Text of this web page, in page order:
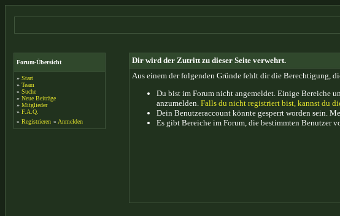
Forum-Übersicht
» Start
» Team
» Suche
» Neue Beiträge
» Mitglieder
» F.A.Q.
» Registrieren » Anmelden
Dir wird der Zutritt zu dieser Seite verwehrt.
Aus einem der folgenden Gründe fehlt dir die Berechtigung,
Du bist im Forum nicht angemeldet. Einige Bereiche
anzumelden. Falls du nicht registriert bist, kannst du
Dein Benutzeraccount könnte gesperrt worden sein.
Es gibt Bereiche im Forum, die bestimmten Benutzer